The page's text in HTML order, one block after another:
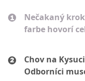
Nečakaný
farbe hovorí
Chov na
Odborníci